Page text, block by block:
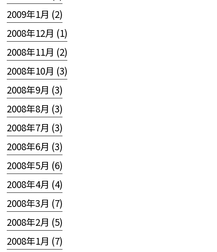
2009年1月 (2)
2008年12月 (1)
2008年11月 (2)
2008年10月 (3)
2008年9月 (3)
2008年8月 (3)
2008年7月 (3)
2008年6月 (3)
2008年5月 (6)
2008年4月 (4)
2008年3月 (7)
2008年2月 (5)
2008年1月 (7)